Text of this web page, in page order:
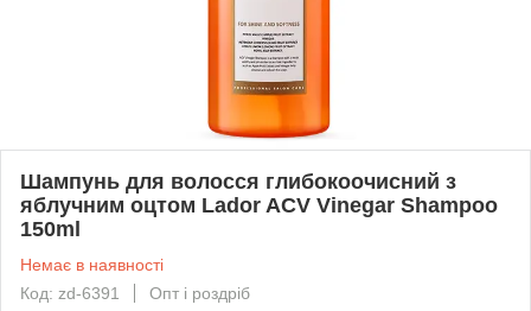
Шампунь для волосся глибокоочисний з
яблучним оцтом Lador ACV Vinegar Shampoo
150ml
Немає в наявності
Код: zd-6391
Опт і роздріб